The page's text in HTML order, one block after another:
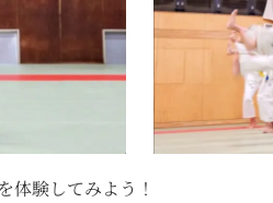
体験してみよう！